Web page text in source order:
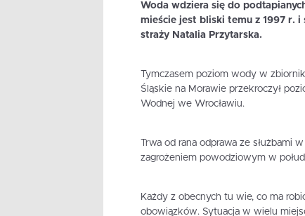
Woda wdziera się do
mieście jest bliski temu z 1997 r. i
straży Natalia Przytarska.
Tymczasem poziom wody w
Śląskie na Morawie przekroczył
Wodnej we Wrocławiu.
Trwa od rana odprawa ze
zagrożeniem powodziowym w
Każdy z obecnych tu wie, co ma
obowiązków. Sytuacja w wielu